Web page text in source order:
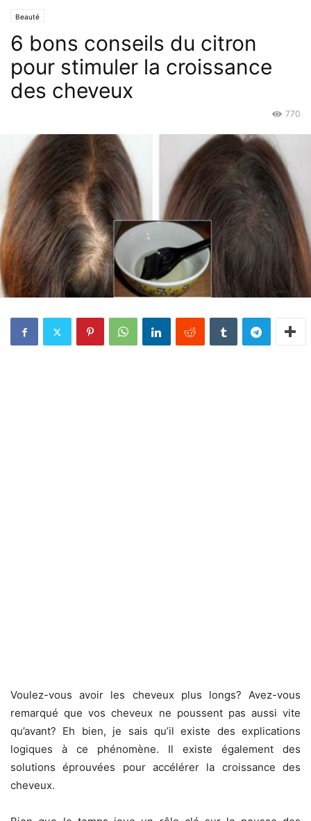
Beauté
6 bons conseils du citron
pour stimuler la croissance
des cheveux
770
Voulez-vous avoir les cheveux plus longs? Avez-vous
remarqué que vos cheveux ne poussent pas aussi vite
qu’avant? Eh bien, je sais qu’il existe des explications
logiques à ce phénomène. Il existe également des
solutions éprouvées pour accélérer la croissance des
cheveux.